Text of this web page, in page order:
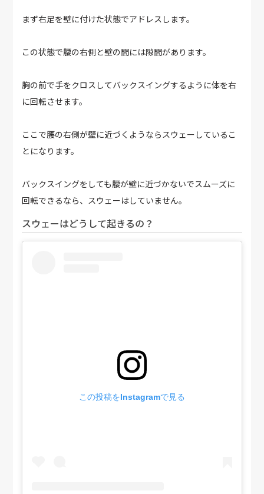
まず右足を壁に付けた状態でアドレスします。
この状態で腰の右側と壁の間には隙間があります。
胸の前で手をクロスしてバックスイングするように体を右
に回転させます。
ここで腰の右側が壁に近づくようならスウェーしているこ
とになります。
バックスイングをしても腰が壁に近づかないでスムーズに
回転できるなら、スウェーはしていません。
スウェーはどうして起きるの？
この投稿をInstagramで見る